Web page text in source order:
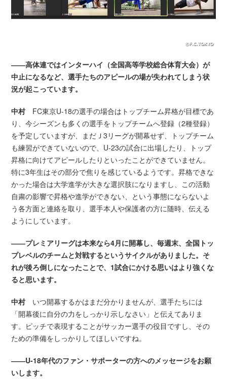
――高体連ではインターハイ（全国高等学校総合体育大会）が
中止になるなど、選手たちのアピールの場が失われてしまう状
況が起こっています。
中村FC東京U-18の選手の場合はトップチーム昇格が目標であ
り、今シーズンも多くの選手をトップチームへ登録（2種登録）
を予定していますが、まだＪ3リーグが開幕せず、トップチーム
も練習ができていないので、U-23の試合に出場したり、トップ
昇格に向けてアピールしたりといったことができていません。
特に3年生はその部分で焦りを感じているようです。昇格できな
かった場合は大学進学が大きな選択肢になりますし、この活動
自粛の影響で昇格や進学ができない、という事態にならないよ
う各方面と連絡を取り、選手本人や保護者の方に随時、伝える
ようにしています。
――プレミアリーグは本来なら4月に開幕し、毎週末、全国トッ
プレベルのチームと対戦するというサイクルがありました。そ
れが後ろ倒しになったことで、1試合にかける思いはより強くな
ると思います。
中村いつ開幕するかはまだ分かりませんが、選手たちには
「開幕後に自分の力をしっかり示しなさい」と伝えてありま
す。ピッチで表現することがサッカー選手の役目ですし、その
ための準備をしっかりしてほしいですね。
――U-18年代のファン・サポーターの方へのメッセージをお願
いします。